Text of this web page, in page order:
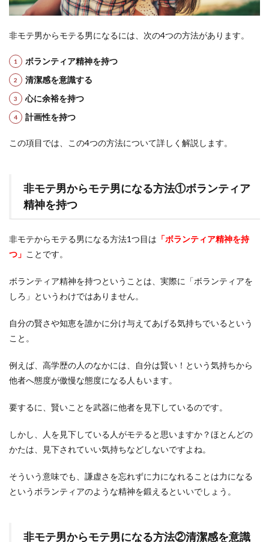
非モテ男からモテる男になるには、次の4つの方法があります。
ボランティア精神を持つ
清潔感を意識する
心に余裕を持つ
計画性を持つ
この項目では、この4つの方法について詳しく解説します。
非モテ男からモテ男になる方法①ボランティア
精神を持つ
非モテからモテる男になる方法1つ目は 「ボランティア精神を持
つ」 ことです。
ボランティア精神を持つということは、実際に「ボランティアを
しろ」というわけではありません。
自分の賢さや知恵を誰かに分け与えてあげる気持ちでいるという
こと。
例えば、高学歴の人のなかには、自分は賢い！という気持ちから
他者へ態度が傲慢な態度になる人もいます。
要するに、賢いことを武器に他者を見下しているのです。
しかし、人を見下している人がモテると思いますか？ほとんどの
かたは、見下されていい気持ちなどしないですよね。
そういう意味でも、謙虚さを忘れずに力になれることは力になる
というボランティアのような精神を鍛えるといいでしょう。
非モテ男からモテ男になる方法②清潔感を意識